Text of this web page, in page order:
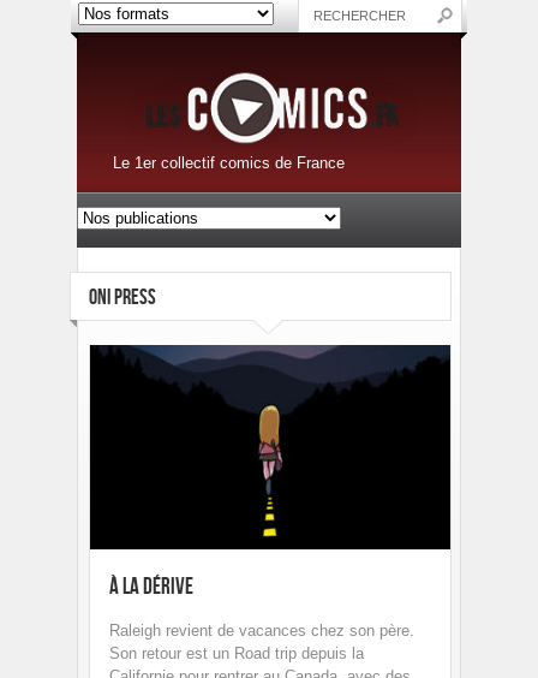
Le 1er collectif comics de France
ONI PRESS
À la dérive
Raleigh revient de vacances chez son père.
Son retour est un Road trip depuis la